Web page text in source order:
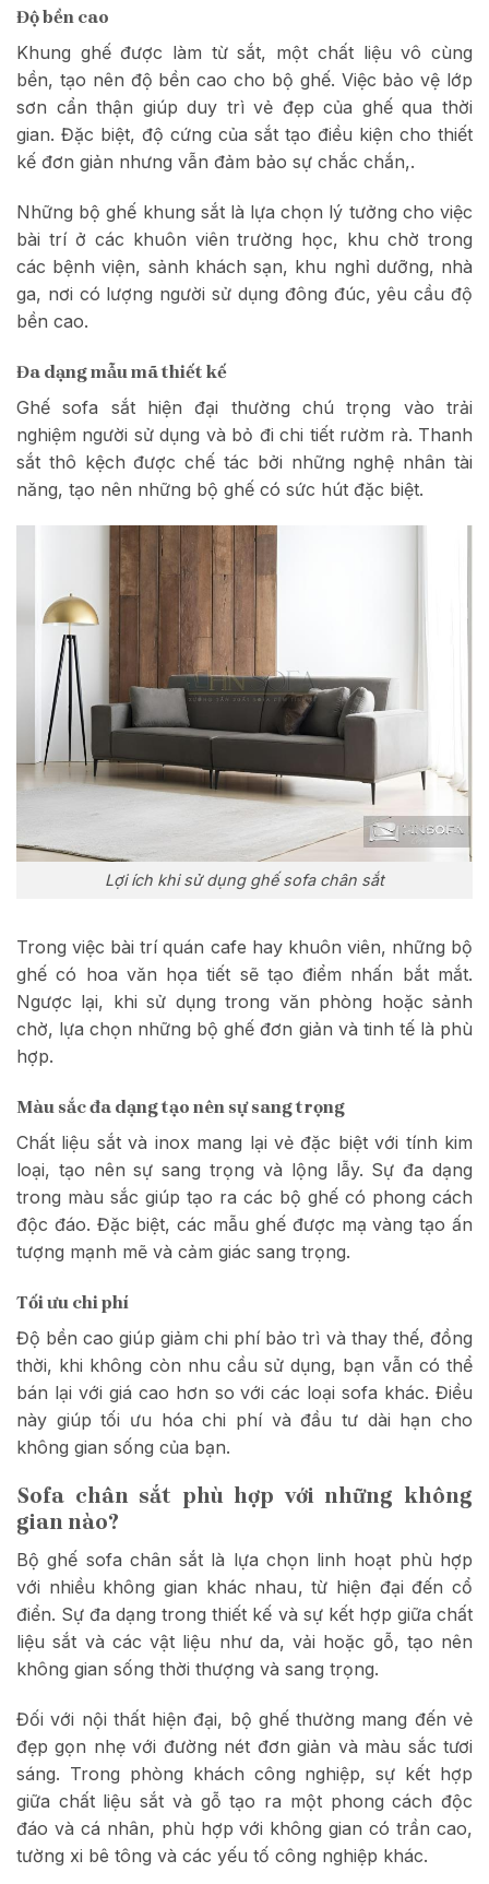
Độ bền cao
Khung ghế được làm từ sắt, một chất liệu vô cùng
bền, tạo nên độ bền cao cho bộ ghế. Việc bảo vệ lớp
sơn cẩn thận giúp duy trì vẻ đẹp của ghế qua thời
gian. Đặc biệt, độ cứng của sắt tạo điều kiện cho thiết
kế đơn giản nhưng vẫn đảm bảo sự chắc chắn,.
Những bộ ghế khung sắt là lựa chọn lý tưởng cho việc
bài trí ở các khuôn viên trường học, khu chờ trong
các bệnh viện, sảnh khách sạn, khu nghỉ dưỡng, nhà
ga, nơi có lượng người sử dụng đông đúc, yêu cầu độ
bền cao.
Đa dạng mẫu mã thiết kế
Ghế sofa sắt hiện đại thường chú trọng vào trải
nghiệm người sử dụng và bỏ đi chi tiết rườm rà. Thanh
sắt thô kệch được chế tác bởi những nghệ nhân tài
năng, tạo nên những bộ ghế có sức hút đặc biệt.
Lợi ích khi sử dụng ghế sofa chân sắt
Trong việc bài trí quán cafe hay khuôn viên, những bộ
ghế có hoa văn họa tiết sẽ tạo điểm nhấn bắt mắt.
Ngược lại, khi sử dụng trong văn phòng hoặc sảnh
chờ, lựa chọn những bộ ghế đơn giản và tinh tế là phù
hợp.
Màu sắc đa dạng tạo nên sự sang trọng
Chất liệu sắt và inox mang lại vẻ đặc biệt với tính kim
loại, tạo nên sự sang trọng và lộng lẫy. Sự đa dạng
trong màu sắc giúp tạo ra các bộ ghế có phong cách
độc đáo. Đặc biệt, các mẫu ghế được mạ vàng tạo ấn
tượng mạnh mẽ và cảm giác sang trọng.
Tối ưu chi phí
Độ bền cao giúp giảm chi phí bảo trì và thay thế, đồng
thời, khi không còn nhu cầu sử dụng, bạn vẫn có thể
bán lại với giá cao hơn so với các loại sofa khác. Điều
này giúp tối ưu hóa chi phí và đầu tư dài hạn cho
không gian sống của bạn.
Sofa chân sắt phù hợp với những không
gian nào?
Bộ ghế sofa chân sắt là lựa chọn linh hoạt phù hợp
với nhiều không gian khác nhau, từ hiện đại đến cổ
điển. Sự đa dạng trong thiết kế và sự kết hợp giữa chất
liệu sắt và các vật liệu như da, vải hoặc gỗ, tạo nên
không gian sống thời thượng và sang trọng.
Đối với nội thất hiện đại, bộ ghế thường mang đến vẻ
đẹp gọn nhẹ với đường nét đơn giản và màu sắc tươi
sáng. Trong phòng khách công nghiệp, sự kết hợp
giữa chất liệu sắt và gỗ tạo ra một phong cách độc
đáo và cá nhân, phù hợp với không gian có trần cao,
tường xi bê tông và các yếu tố công nghiệp khác.